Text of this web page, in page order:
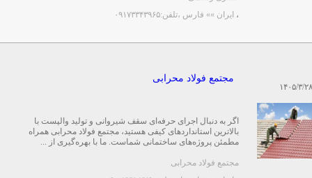
، ایران »» فارس ،تلفن:۰۹۱۷۳۳۴۳۹۶۵
۱۴۰۵/۳/۲۸
مجتمع فولاد محرابی
اگر به دنبال اجرای حرفه‌ای سقف شیروانی و تولید والپست با
بالاترین استانداردهای کیفی هستید، مجتمع فولاد محرابی همراه
مطمئن پروژه‌های ساختمانی شماست. ما با بهره‌گیری از ...
مجتمع فولاد محرابی